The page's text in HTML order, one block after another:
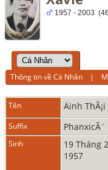
1957 - 2003
Thông tin về Cá Nhân |
Tên Äinh ThÃ¡i
Suffix PhanxicÃ´
Sinh
19 Tháng
1957